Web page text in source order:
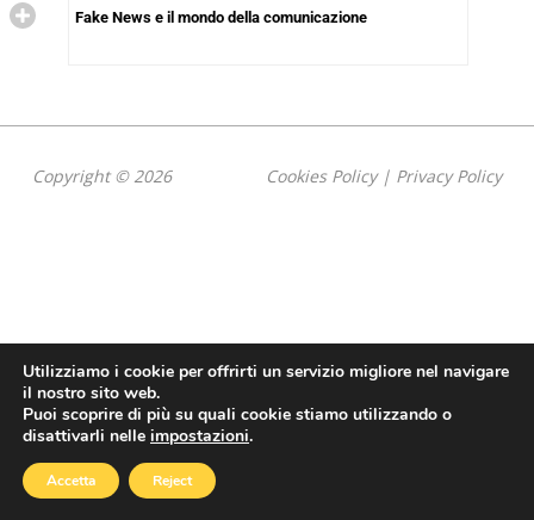
Fake News e il mondo della comunicazione
Copyright © 2026 Cookies Policy| Privacy Policy
Utilizziamo i cookie per offrirti un servizio migliore nel navigare
il nostro sito web.
Puoi scoprire di più su quali cookie stiamo utilizzando o
disattivarli nelle impostazioni.
Accetta Reject